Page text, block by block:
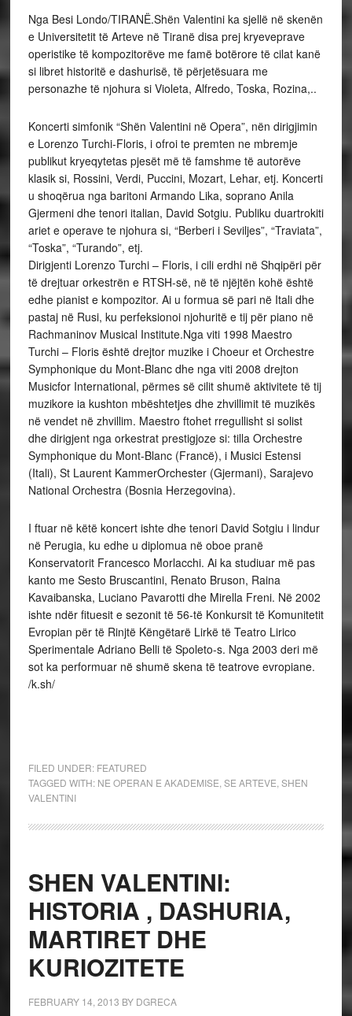
Nga Besi Londo/TIRANË.Shën Valentini ka sjellë në skenën
e Universitetit të Arteve në Tiranë disa prej kryeveprave
operistike të kompozitorëve me famë botërore të cilat kanë
si libret historitë e dashurisë, të përjetësuara me
personazhe të njohura si Violeta, Alfredo, Toska, Rozina,..
Koncerti simfonik “Shën Valentini në Opera”, nën dirigjimin
e Lorenzo Turchi-Floris, i ofroi te premten ne mbremje
publikut kryeqytetas pjesët më të famshme të autorëve
klasik si, Rossini, Verdi, Puccini, Mozart, Lehar, etj. Koncerti
u shoqërua nga baritoni Armando Lika, soprano Anila
Gjermeni dhe tenori italian, David Sotgiu. Publiku duartrokiti
ariet e operave te njohura si, “Berberi i Seviljes”, “Traviata”,
“Toska”, “Turando”, etj.
Dirigjenti Lorenzo Turchi – Floris, i cili erdhi në Shqipëri për
të drejtuar orkestrën e RTSH-së, në të njëjtën kohë është
edhe pianist e kompozitor. Ai u formua së pari në Itali dhe
pastaj në Rusi, ku perfeksionoi njohuritë e tij për piano në
Rachmaninov Musical Institute.Nga viti 1998 Maestro
Turchi – Floris është drejtor muzike i Choeur et Orchestre
Symphonique du Mont-Blanc dhe nga viti 2008 drejton
Musicfor International, përmes së cilit shumë aktivitete të tij
muzikore ia kushton mbështetjes dhe zhvillimit të muzikës
në vendet në zhvillim. Maestro ftohet rregullisht si solist
dhe dirigjent nga orkestrat prestigjoze si: tilla Orchestre
Symphonique du Mont-Blanc (Francë), i Musici Estensi
(Itali), St Laurent KammerOrchester (Gjermani), Sarajevo
National Orchestra (Bosnia Herzegovina).
I ftuar në këtë koncert ishte dhe tenori David Sotgiu i lindur
në Perugia, ku edhe u diplomua në oboe pranë
Konservatorit Francesco Morlacchi. Ai ka studiuar më pas
kanto me Sesto Bruscantini, Renato Bruson, Raina
Kavaibanska, Luciano Pavarotti dhe Mirella Freni. Në 2002
ishte ndër fituesit e sezonit të 56-të Konkursit të Komunitetit
Evropian për të Rinjtë Këngëtarë Lirkë të Teatro Lirico
Sperimentale Adriano Belli të Spoleto-s. Nga 2003 deri më
sot ka performuar në shumë skena të teatrove evropiane.
/k.sh/
FILED UNDER: FEATURED
TAGGED WITH: NE OPERAN E AKADEMISE SE ARTEVE SHEN
VALENTINI
SHEN VALENTINI:
HISTORIA , DASHURIA,
MARTIRET DHE
KURIOZITETE
FEBRUARY 14, 2013 BY DGRECA